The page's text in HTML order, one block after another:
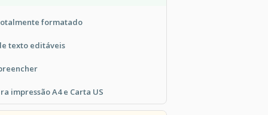
formatado
texto editáveis
impressão A4 e Carta US